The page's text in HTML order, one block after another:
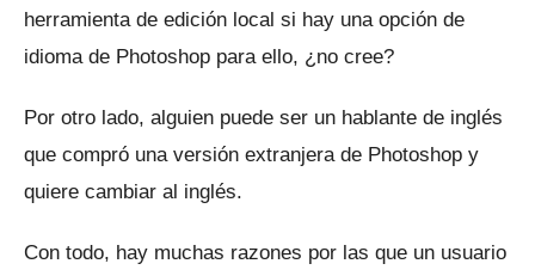
herramienta de edición local si hay una opción de
idioma de Photoshop para ello, ¿no cree?
Por otro lado, alguien puede ser un hablante de inglés
que compró una versión extranjera de Photoshop y
quiere cambiar al inglés.
Con todo, hay muchas razones por las que un usuario